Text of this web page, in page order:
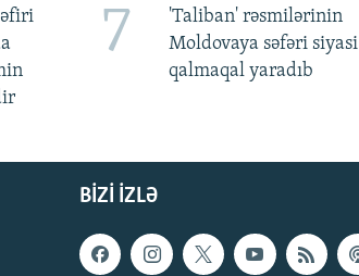
7
'Taliban' rəsmilərinin
Moldovaya səfəri siyasi
qalmaqal yaradıb
BIZI IZLƏ